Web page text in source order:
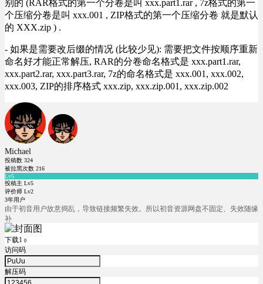
别的 (RAR格式的第一个分卷是叫 xxx.part1.rar , 7z格式的第一
个压缩分卷是叫 xxx.001 , ZIP格式的第一个压缩分卷 就是默认
的 XXX.zip ) .
- 如果是需要改后缀的情况 (比较少见): 需要把文件按顺序重新
命名好才能正常解压, RAR的分卷命名格式是 xxx.part1.rar,
xxx.part2.rar, xxx.part3.rar, 7z的命名格式是 xxx.001, xxx.002,
xxx.003, ZIP的排序格式 xxx.zip, xxx.zip.001, xxx.zip.002
Michael
投稿数 324
被拉黑次数 216
Lv5
投稿主 Lv5
评价师 Lv2
3年用户
由于初音用户故意捣乱，导致链接频繁失效。所以初音资源网盘不固定、失效随缘
补
下载1 0
访问码
解压码